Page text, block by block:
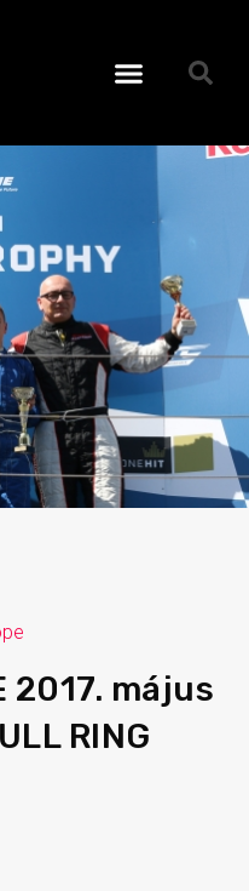
2017. május
RING